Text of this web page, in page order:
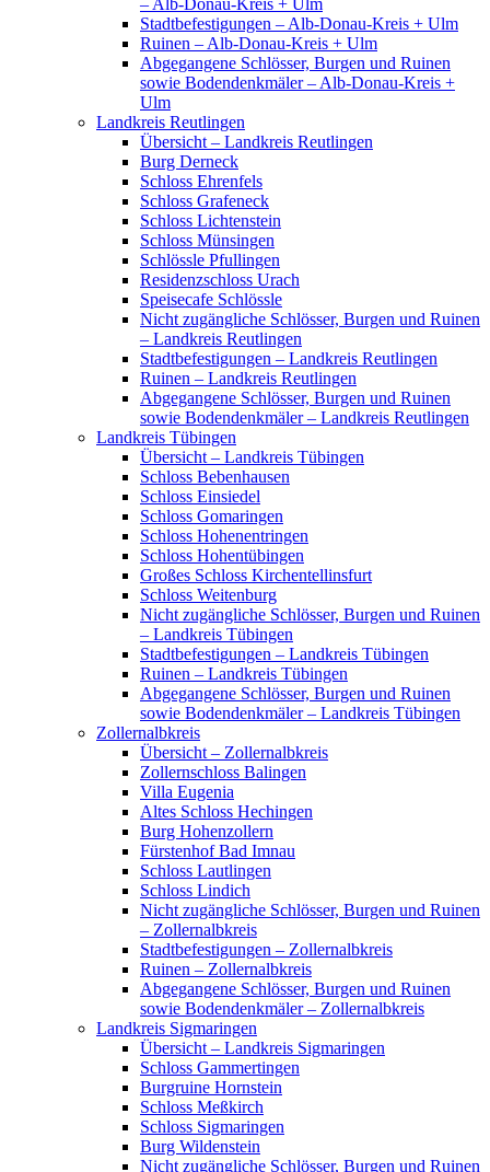
– Alb-Donau-Kreis + Ulm
Stadtbefestigungen – Alb-Donau-Kreis + Ulm
Ruinen – Alb-Donau-Kreis + Ulm
Abgegangene Schlösser, Burgen und Ruinen
sowie Bodendenkmäler – Alb-Donau-Kreis +
Ulm
Landkreis Reutlingen
Übersicht – Landkreis Reutlingen
Burg Derneck
Schloss Ehrenfels
Schloss Grafeneck
Schloss Lichtenstein
Schloss Münsingen
Schlössle Pfullingen
Residenzschloss Urach
Speisecafe Schlössle
Nicht zugängliche Schlösser, Burgen und Ruinen
– Landkreis Reutlingen
Stadtbefestigungen – Landkreis Reutlingen
Ruinen – Landkreis Reutlingen
Abgegangene Schlösser, Burgen und Ruinen
sowie Bodendenkmäler – Landkreis Reutlingen
Landkreis Tübingen
Übersicht – Landkreis Tübingen
Schloss Bebenhausen
Schloss Einsiedel
Schloss Gomaringen
Schloss Hohenentringen
Schloss Hohentübingen
Großes Schloss Kirchentellinsfurt
Schloss Weitenburg
Nicht zugängliche Schlösser, Burgen und Ruinen
– Landkreis Tübingen
Stadtbefestigungen – Landkreis Tübingen
Ruinen – Landkreis Tübingen
Abgegangene Schlösser, Burgen und Ruinen
sowie Bodendenkmäler – Landkreis Tübingen
Zollernalbkreis
Übersicht – Zollernalbkreis
Zollernschloss Balingen
Villa Eugenia
Altes Schloss Hechingen
Burg Hohenzollern
Fürstenhof Bad Imnau
Schloss Lautlingen
Schloss Lindich
Nicht zugängliche Schlösser, Burgen und Ruinen
– Zollernalbkreis
Stadtbefestigungen – Zollernalbkreis
Ruinen – Zollernalbkreis
Abgegangene Schlösser, Burgen und Ruinen
sowie Bodendenkmäler – Zollernalbkreis
Landkreis Sigmaringen
Übersicht – Landkreis Sigmaringen
Schloss Gammertingen
Burgruine Hornstein
Schloss Meßkirch
Schloss Sigmaringen
Burg Wildenstein
Nicht zugängliche Schlösser, Burgen und Ruinen